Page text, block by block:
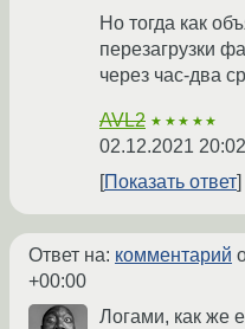
Но тогда как
перезагрузки
через час-два
AVL2 ★★★★★
02.12.2021
Показать ответ
Ответ на: комментарий
+00:00
Логами, как же